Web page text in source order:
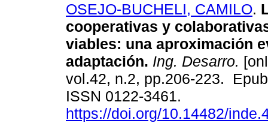
OSEJO-BUCHELI, CAMILO.
cooperativas y
viables: una aproximación
adaptación. Ing. Desarro.
vol.42, n.2, pp.206-223.
ISSN 0122-3461.
https://doi.org/10.14482/